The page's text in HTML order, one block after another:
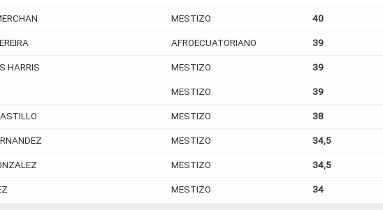
MESTIZO 40
AFROECUATORIANO 39
HARRIS MESTIZO 39
MESTIZO 39
MESTIZO 38
MESTIZO 34,5
MESTIZO 34,5
MESTIZO 34